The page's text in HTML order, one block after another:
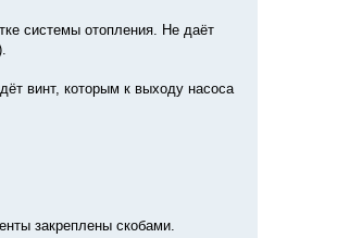
системы отопления. Не даёт
винт, которым к выходу насоса
закреплены скобами.